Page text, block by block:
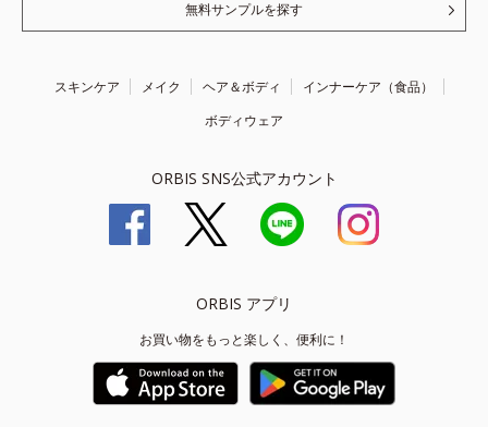
無料サンプルを探す
スキンケア メイク ヘア＆ボディ
インナーケア（食品）
ボディウェア
ORBIS SNS公式アカウント
ORBIS アプリ
お買い物をもっと楽しく、便利に！